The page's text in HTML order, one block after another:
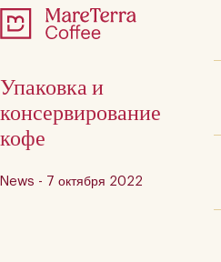
Упаковка и
консервирование
кофе
News - 7 октября 2022